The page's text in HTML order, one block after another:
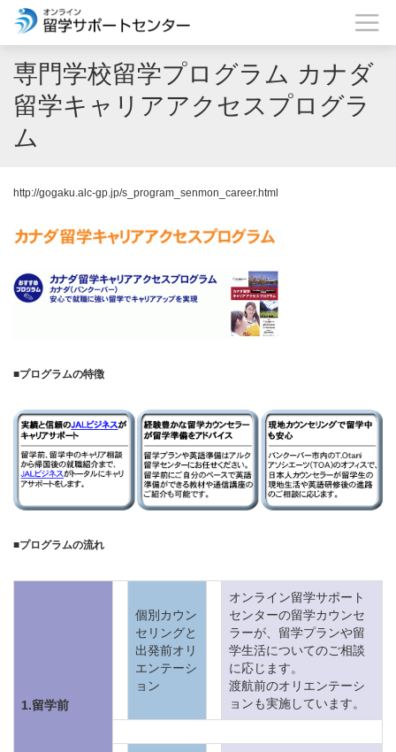
専門学校留学プログラム カナダ
留学キャリアアクセスプログラ
ム
http://gogaku.alc-gp.jp/s_program_senmon_career.html
■プログラムの特徴
■プログラムの流れ
1.留学前
個別カウン
セリングと
出発前オリ
エンテーシ
ョン
オンライン留学サポート
センターの留学カウンセ
ラーが、留学プランや留
学生活についてのご相談
に応じます。
渡航前のオリエンテーシ
ョンも実施しています。